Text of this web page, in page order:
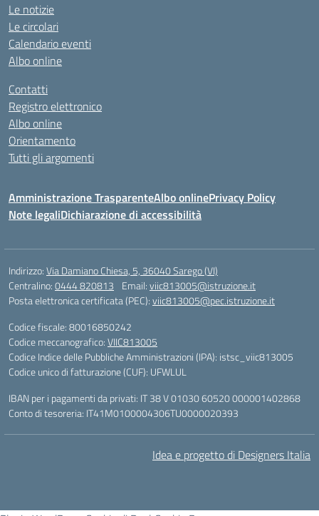
Le notizie
Le circolari
Calendario eventi
Albo online
Contatti
Registro elettronico
Albo online
Orientamento
Tutti gli argomenti
Amministrazione TrasparenteAlbo onlinePrivacy Policy
Note legaliDichiarazione di accessibilità
Indirizzo:Via Damiano Chiesa, 5, 36040 Sarego (VI)
Centralino:0444 820813 Email:viic813005@istruzione.it
Posta elettronica certificata (PEC):viic813005@pec.istruzione.it
Codice fiscale: 80016850242
Codice meccanografico:VIIC813005
Codice Indice delle Pubbliche Amministrazioni (IPA): istsc_viic813005
Codice unico di fatturazione (CUF): UFWLUL
IBAN per i pagamenti da privati: IT 38 V 01030 60520 000001402868
Conto di tesoreria: IT41M0100004306TU0000020393
Idea e progetto di Designers Italia